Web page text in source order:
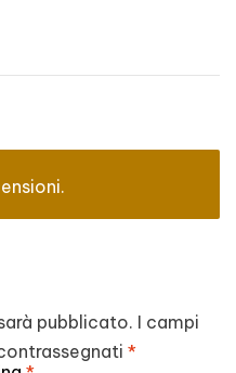
pubblicato. I campi
*